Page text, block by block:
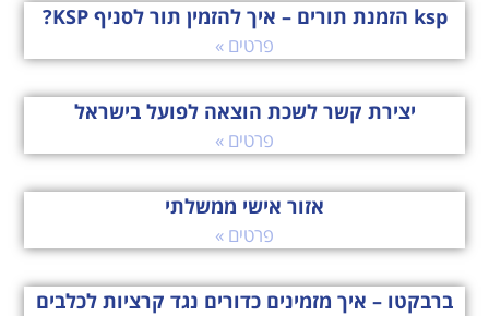
ksp הזמנת תורים – איך להזמין תור לסניף KSP?
פרטים »
יצירת קשר לשכת הוצאה לפועל בישראל
פרטים »
אזור אישי ממשלתי
פרטים »
ברבקטו – איך מזמינים כדורים נגד קרציות לכלבים